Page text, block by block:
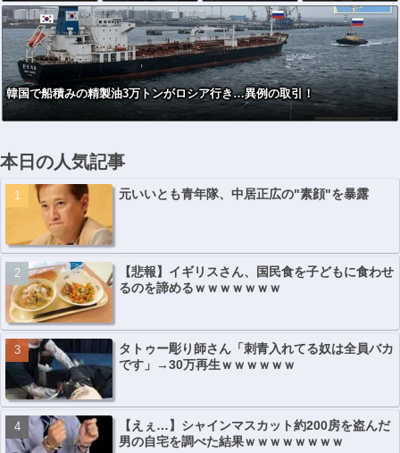
合幕僚長が相次
ぎSNS開設…背
景に中国が展開
する認知戦！
約200房を盗ん
だ男の自宅を調
べた結果ｗｗｗ
ｗｗｗｗｗ
に厳格化→外国
人・市民ら「差
別だ！」と抗議
って確かにそう
だが、やりよ
う」→日本経
済、気合いで何
とかする模様
韓国で船積みの精製油3万トンがロシア行き…異例の取引！
本日の人気記事
元いいとも青年隊、中居正広の"素顔"を暴露
【悲報】イギリスさん、国民食を子どもに食わせ
るのを諦めるｗｗｗｗｗｗｗ
タトゥー彫り師さん「刺青入れてる奴は全員バカ
です」→30万再生ｗｗｗｗｗｗ
【えぇ…】シャインマスカット約200房を盗んだ
男の自宅を調べた結果ｗｗｗｗｗｗｗｗ